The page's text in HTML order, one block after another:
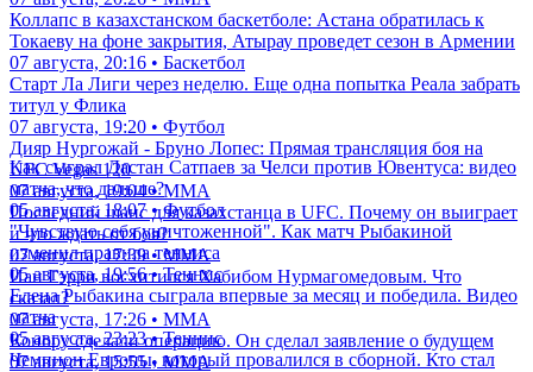
Коллапс в казахстанском баскетболе: Астана обратилась к
Токаеву на фоне закрытия, Атырау проведет сезон в Армении
07 августа, 20:16 • Баскетбол
Старт Ла Лиги через неделю. Еще одна попытка Реала забрать
титул у Флика
07 августа, 19:20 • Футбол
Дияр Нургожай - Бруно Лопес: Прямая трансляция боя на
UFC Vegas 120
07 августа, 19:04 • ММА
Последний шанс для казахстанца в UFC. Почему он выиграет
и что ждать от боя?
07 августа, 17:39 • ММА
Иан Гэрри восхитился Хабибом Нурмагомедовым. Что
сказал?
07 августа, 17:26 • ММА
Конору сделали операцию. Он сделал заявление о будущем
07 августа, 15:55 • ММА
Как сыграл Дастан Сатпаев за Челси против Ювентуса: видео
матча, что дальше?
05 августа, 18:07 • Футбол
"Чувствую себя уничтоженной". Как матч Рыбакиной
изменил правила тенниса
05 августа, 19:56 • Теннис
Елена Рыбакина сыграла впервые за месяц и победила. Видео
матча
05 августа, 23:23 • Теннис
Чемпион Европы, который провалился в сборной. Кто стал